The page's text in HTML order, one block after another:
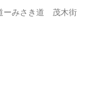
ーみさき道 茂木街